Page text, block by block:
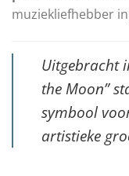
muziekliefhebber
Uitgebracht
the Moon”
symbool
artistieke